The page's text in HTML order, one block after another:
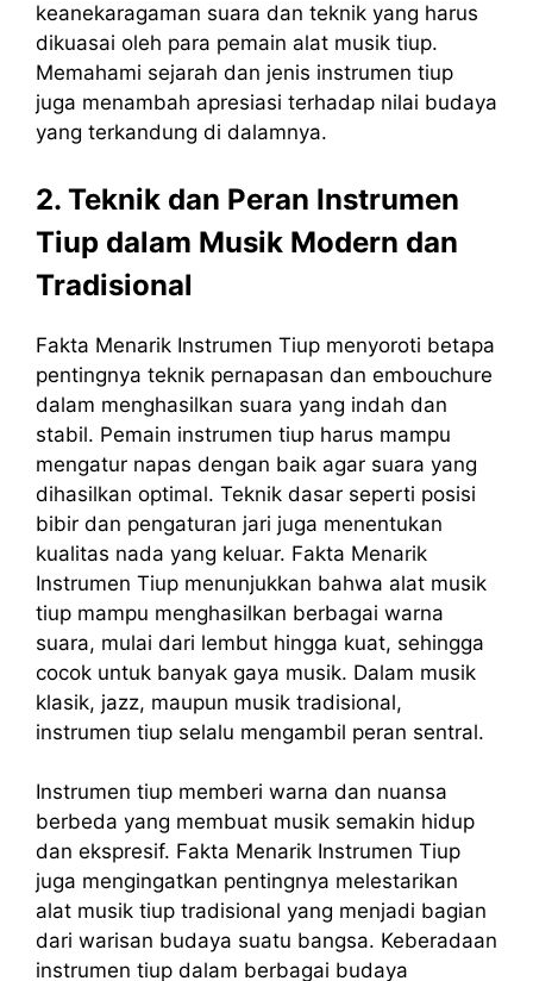
keanekaragaman suara dan teknik yang harus
dikuasai oleh para pemain alat musik tiup.
Memahami sejarah dan jenis instrumen tiup
juga menambah apresiasi terhadap nilai budaya
yang terkandung di dalamnya.
2. Teknik dan Peran Instrumen
Tiup dalam Musik Modern dan
Tradisional
Fakta Menarik Instrumen Tiup menyoroti betapa
pentingnya teknik pernapasan dan embouchure
dalam menghasilkan suara yang indah dan
stabil. Pemain instrumen tiup harus mampu
mengatur napas dengan baik agar suara yang
dihasilkan optimal. Teknik dasar seperti posisi
bibir dan pengaturan jari juga menentukan
kualitas nada yang keluar. Fakta Menarik
Instrumen Tiup menunjukkan bahwa alat musik
tiup mampu menghasilkan berbagai warna
suara, mulai dari lembut hingga kuat, sehingga
cocok untuk banyak gaya musik. Dalam musik
klasik, jazz, maupun musik tradisional,
instrumen tiup selalu mengambil peran sentral.
Instrumen tiup memberi warna dan nuansa
berbeda yang membuat musik semakin hidup
dan ekspresif. Fakta Menarik Instrumen Tiup
juga mengingatkan pentingnya melestarikan
alat musik tiup tradisional yang menjadi bagian
dari warisan budaya suatu bangsa. Keberadaan
instrumen tiup dalam berbagai budaya